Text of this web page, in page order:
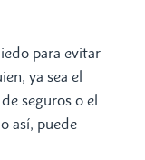
para evitar
ya sea el
seguros o el
así, puede